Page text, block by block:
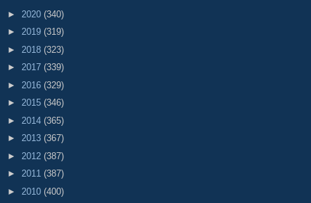
► 2020 (340)
► 2019 (319)
► 2018 (323)
► 2017 (339)
► 2016 (329)
► 2015 (346)
► 2014 (365)
► 2013 (367)
► 2012 (387)
► 2011 (387)
► 2010 (400)